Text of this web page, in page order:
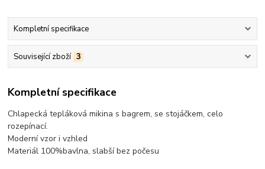
Kompletní specifikace
Související zboží 3
Kompletní specifikace
Chlapecká tepláková mikina s bagrem, se stojáčkem, celo
rozepínací.
Moderní vzor i vzhled
Materiál 100%bavlna, slabší bez počesu